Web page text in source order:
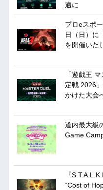
適に
プロeスポ
日（日）に
を開催いた
「遊戯王
定戦 2026
かけた大会
道内最大級
Game
『
“Cost of